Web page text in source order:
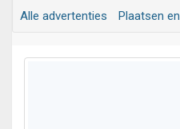
Alle advertenties Plaatsen